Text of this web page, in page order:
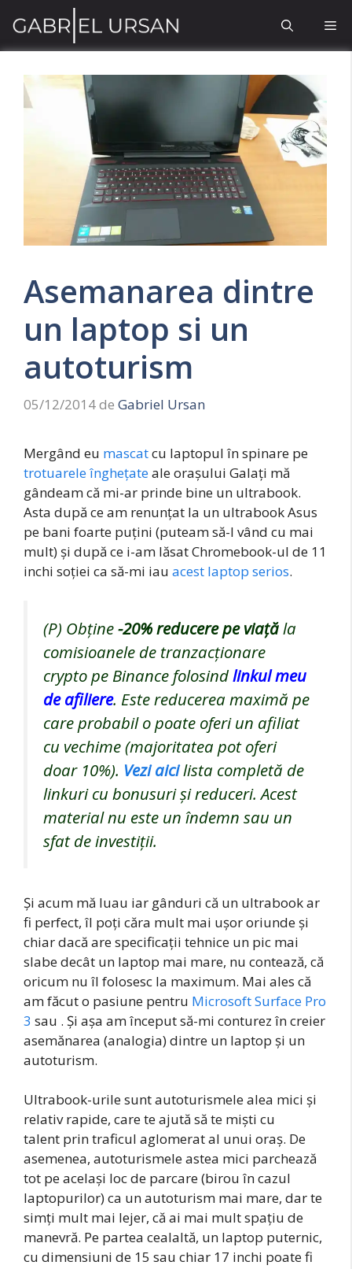
conținut
Asemanarea dintre
un laptop si un
autoturism
05/12/2014de Gabriel Ursan
Mergând eu mascatcu laptopul în spinare pe
trotuarele înghețateale orașului Galați mă
gândeam că mi-ar prinde bine un ultrabook.
Asta după ce am renunțat la un ultrabook Asus
pe bani foarte puțini (puteam să-l vând cu mai
mult) și după ce i-am lăsat Chromebook-ul de 11
inchi soției ca să-mi iau acest laptop serios.
(P) Obține-20%reducere pe viațăla
comisioanele de tranzacționare
crypto pe Binance folosindlinkul meu
de afiliere. Este reducerea maximă pe
care probabil o poate oferi un afiliat
cu vechime (majoritatea pot oferi
doar 10%). Vezi aicilista completă de
linkuri cu bonusuri și reduceri. Acest
material nu este un îndemn sau un
sfat de investiții.
Și acum mă luau iar gânduri că un ultrabook ar
fi perfect, îl poți căra mult mai ușor oriunde și
chiar dacă are specificații tehnice un pic mai
slabe decât un laptop mai mare, nu contează, că
oricum nu îl folosesc la maximum. Mai ales că
am făcut o pasiune pentru Microsoft Surface Pro
3 sau . Și așa am început să-mi conturez în creier
asemănarea (analogia) dintre un laptop și un
autoturism.
Ultrabook-urile sunt autoturismele alea mici și
relativ rapide, care te ajută să te miști cu
talent prin traficul aglomerat al unui oraș. De
asemenea, autoturismele astea mici parchează
tot pe același loc de parcare (birou în cazul
laptopurilor) ca un autoturism mai mare, dar te
simți mult mai lejer, că ai mai mult spațiu de
manevră. Pe partea cealaltă, un laptop puternic,
cu dimensiuni de 15 sau chiar 17 inchi poate fi